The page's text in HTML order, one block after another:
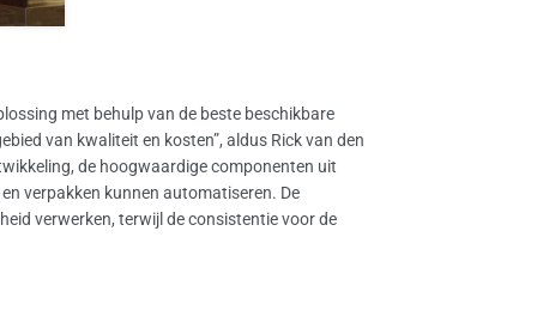
met behulp van de beste beschikbare
van kwaliteit en kosten”, aldus Rick van den
de hoogwaardige componenten uit
verpakken kunnen automatiseren. De
verwerken, terwijl de consistentie voor de